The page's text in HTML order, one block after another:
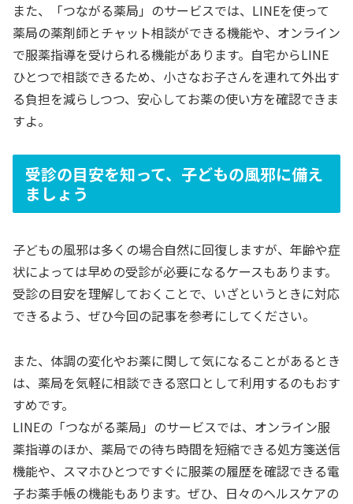
また、「つながる薬局」のサービスでは、LINEを使って
薬局の薬剤師とチャット相談ができる機能や、オンライン
で服薬指導を受けられる機能があります。自宅からLINE
ひとつで相談できるため、小さなお子さんを連れて外出す
る負担を減らしつつ、安心してお薬の使い方を確認できま
すよ。
受診の目安を知って、子どもの風邪に備え
ましょう
子どもの風邪は多くの場合自然に回復しますが、年齢や症
状によっては早めの受診が必要になるケースもあります。
受診の目安を理解しておくことで、いざというときに対応
できるよう、ぜひ今回の記事を参考にしてください。
また、体調の変化やお薬に関して気になることがあるとき
は、薬局を気軽に相談できる窓口として利用するのもおす
すめです。
LINEの「つながる薬局」のサービスでは、オンライン服
薬指導のほか、薬局での待ち時間を短縮できる処方箋送信
機能や、スマホひとつですぐに服薬の履歴を確認できる電
子お薬手帳の機能もあります。ぜひ、日々のヘルスケアの